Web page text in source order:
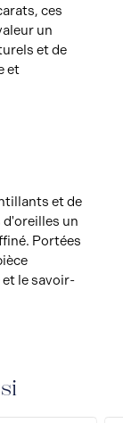
ces
un
et de
et
et de
un
Portées
le savoir-